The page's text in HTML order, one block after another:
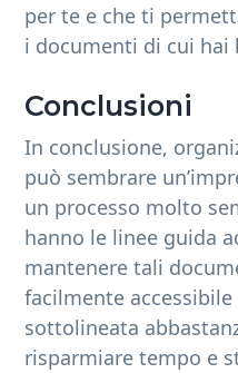
per te e che ti
i documenti di cui hai
Conclusioni
In conclusione,
può sembrare
un processo molto
hanno le linee guida
mantenere tali
facilmente
sottolineata
risparmiare tempo e